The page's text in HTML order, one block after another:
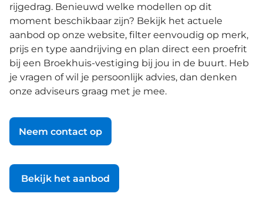
rijgedrag. Benieuwd welke modellen op dit
moment beschikbaar zijn? Bekijk het actuele
aanbod op onze website, filter eenvoudig op merk,
prijs en type aandrijving en plan direct een proefrit
bij een Broekhuis-vestiging bij jou in de buurt. Heb
je vragen of wil je persoonlijk advies, dan denken
onze adviseurs graag met je mee.
Neem contact op
Bekijk het aanbod